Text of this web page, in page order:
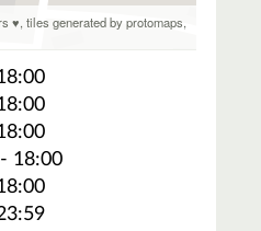
♥,tiles generated by protomaps,
18:00